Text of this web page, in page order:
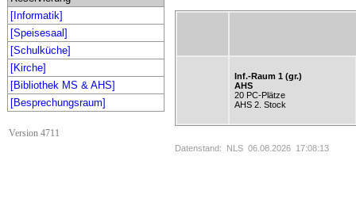
[Informatik]
[Speisesaal]
[Schulküche]
[Kirche]
[Bibliothek MS & AHS]
[Besprechungsraum]
Version 4711
Inf.-Raum 1 (gr.)
AHS
20 PC-Plätze
AHS 2. Stock
Datenstand: NLS 06.08.2026 17:08:13